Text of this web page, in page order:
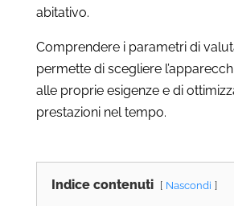
abitativo.
Comprendere i parametri di
permette di scegliere
alle proprie esigenze e di
prestazioni nel tempo.
Indice contenuti Nascondi